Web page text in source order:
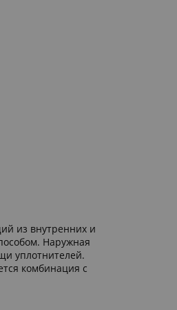
из внутренних и
Наружная
уплотнителей.
комбинация с